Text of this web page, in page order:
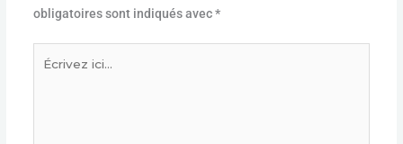
obligatoires sont indiqués avec*